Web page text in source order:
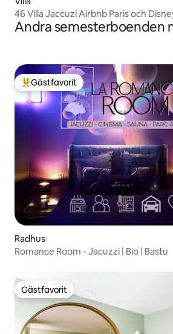
46 Villa Jaccuzi Airbnb Paris och
Andra semesterboenden
Populär gästfavorit
Gästfavorit
Radhus
Romance Room - Jacuzzi | Bio | Bastu
Gästfavorit
Gästfavorit